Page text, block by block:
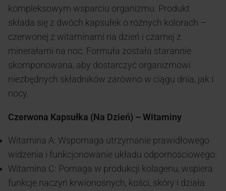
kompleksowym wsparciu organizmu. Produkt
składa się z dwóch kapsułek o różnych kolorach –
czerwonej z witaminami na dzień i czarnej z
minerałami na noc. Formuła została starannie
skomponowana, aby dostarczyć organizmowi
niezbędnych składników zarówno w ciągu dnia, jak i
nocy.
Czerwona Kapsułka (Na Dzień) – Witaminy
Witamina A: Wspomaga utrzymanie prawidłowego
widzenia i funkcjonowanie układu odpornościowego.
Witamina C: Pomaga w produkcji kolagenu, wspiera
funkcje naczyń krwionośnych, kości, skóry i działa